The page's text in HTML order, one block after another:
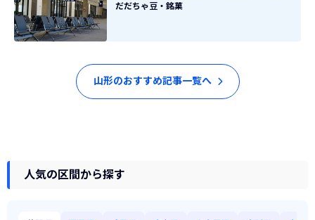
だだちゃ豆・銘菓
山形のおすすめ記事一覧へ
人気の区間から探す